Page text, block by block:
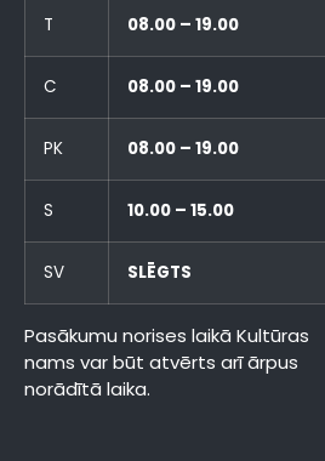
T 08.00 – 19.00
C 08.00 – 19.00
PK 08.00 – 19.00
S 10.00 – 15.00
SV SLĒGTS
Pasākumu norises laikā Kultūras
nams var būt atvērts arī ārpus
norādītā laika.